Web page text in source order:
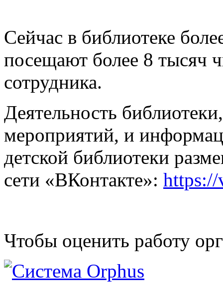
Сейчас в библиотеке
посещают более 8 тысяч
сотрудника.
Деятельность
мероприятий, и
детской библиотеки
сети «ВКонтакте»: https://
Чтобы оценить работу